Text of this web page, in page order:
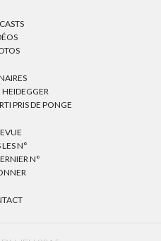
PRIS DE PONGE
N°
N°